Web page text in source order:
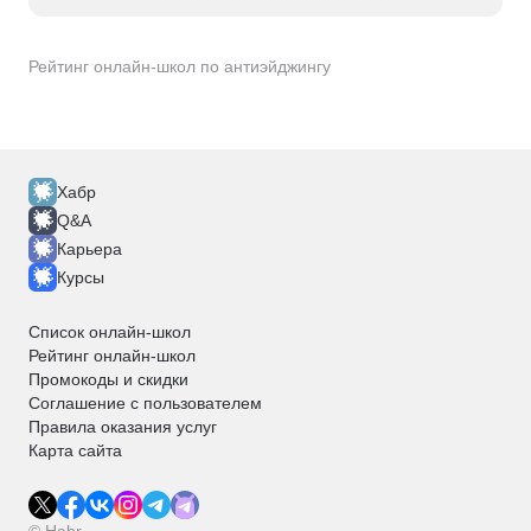
Рейтинг онлайн-школ по антиэйджингу
Хабр
Q&A
Карьера
Курсы
Список онлайн-школ
Рейтинг онлайн-школ
Промокоды и скидки
Соглашение с пользователем
Правила оказания услуг
Карта сайта